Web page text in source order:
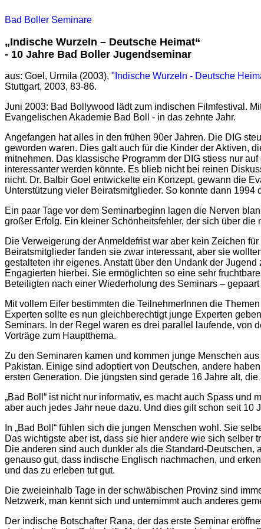
Bad Boller Seminare
„Indische Wurzeln – Deutsche Heimat“
- 10 Jahre Bad Boller Jugendseminar
aus: Goel, Urmila (2003), "Indische Wurzeln - Deutsche
Stuttgart, 2003, 83-86.
Juni 2003: Bad Bollywood lädt zum indischen Filmfestival.
Evangelischen Akademie Bad Boll - in das zehnte Jahr.
Angefangen hat alles in den frühen 90er Jahren. Die DIG
geworden waren. Dies galt auch für die Kinder der Aktiven,
mitnehmen. Das klassische Programm der DIG stiess nur
interessanter werden könnte. Es blieb nicht bei reinen
nicht. Dr. Balbir Goel entwickelte ein Konzept, gewann die
Unterstützung vieler Beiratsmitglieder. So konnte dann
Ein paar Tage vor dem Seminarbeginn lagen die Nerven
großer Erfolg. Ein kleiner Schönheitsfehler, der sich über
Die Verweigerung der Anmeldefrist war aber kein Zeichen
Beiratsmitglieder fanden sie zwar interessant, aber sie
gestalteten ihr eigenes. Anstatt über den Undank der
Engagierten hierbei. Sie ermöglichten so eine sehr
Beteiligten nach einer Wiederholung des Seminars –
Mit vollem Eifer bestimmten die TeilnehmerInnen die
Experten sollte es nun gleichberechtigt junge Experten
Seminars. In der Regel waren es drei parallel laufende, von
Vorträge zum Hauptthema.
Zu den Seminaren kamen und kommen junge Menschen
Pakistan. Einige sind adoptiert von Deutschen, andere
ersten Generation. Die jüngsten sind gerade 16 Jahre alt,
„Bad Boll“ ist nicht nur informativ, es macht auch Spass
aber auch jedes Jahr neue dazu. Und dies gilt schon seit
In „Bad Boll“ fühlen sich die jungen Menschen wohl. Sie
Das wichtigste aber ist, dass sie hier andere wie sich
Die anderen sind auch dunkler als die Standard-
genauso gut, dass indische Englisch nachmachen, und
und das zu erleben tut gut.
Die zweieinhalb Tage in der schwäbischen Provinz sind
Netzwerk, man kennt sich und unternimmt auch anderes
Der indische Botschafter Rana, der das erste Seminar